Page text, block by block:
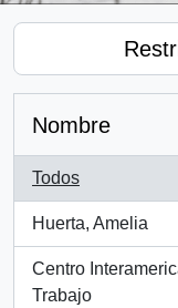
Nombre
Todos
Huerta, Amelia
, 1 resultados
Centro
Trabajo
, 1 resultados